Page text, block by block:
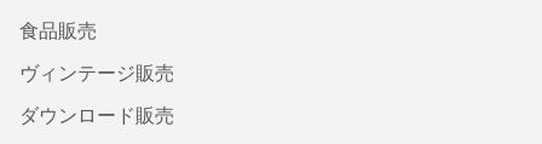
食品販売
ヴィンテージ販売
ダウンロード販売